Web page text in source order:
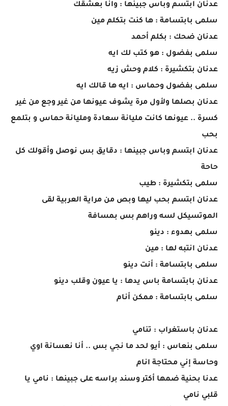
عدنان ابتسم وباس جبينها : وانا بعشقك
سلمى بابتسامة : ها كنت بتكلم مين
عدنان ضحك : بكلم أحمد
سلمى بفضول : هو كتب لك ايه
عدنان بتكشيرة : كلام وحش زيه
سلمى بفضول وحماس : ايه ها قالك ايه
عدنان بصلها ولأول مرة يشوف عيونها من غير وجع من غير
كسرة .. عيونها كانت مليانة سعادة ومليانة حماس و بتلمع
بحب
عدنان ابتسم وباس جبينها : دقايق بس نوصل وأقولك كل
حاحة
سلمى بتكشيرة : طيب
عدنان ابتسم بحب ليها وبص من مراية العربية لقى
الموتسيكل لسه وراهم بس بمسافة
سلمى بهدوء : دينو
عدنان انتبه لها : مين
سلمى بابتسامة : أنت دينو
عدنان بابتسامة باس يدها : يا عيون وقلب دينو
سلمى بابتسامة : ممكن أنام
عدنان باستغراب : تنامي
سلمى بنعاس : أيو لحد ما نجي بس .. أنا نعسانة اوي
وحاسة إني محتاجة انام
عدنا بحنية ضمها أكتر وسند براسه على جبينها : نامي يا
قلبي نامي